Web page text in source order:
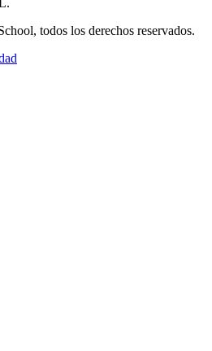
todos los derechos reservados.